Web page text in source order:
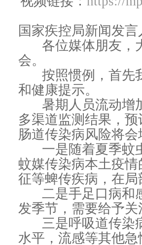
国家疾控局新闻发
各位媒体朋友，
会。
按照惯例，首先
和健康提示。
暑期人员流动增
多渠道监测结果，
肠道传染病风险将会
一是随着夏季蚊
蚊媒传染病本土疫
征等蜱传疾病，在
二是手足口病和
发季节，需要给予关
三是呼吸道传染
水平，流感等其他